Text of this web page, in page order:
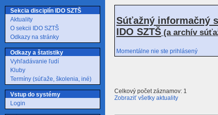
Sekcia disciplín IDO SZTŠ
Aktuality
O sekcii IDO SZTŠ
Odkazy na stránky
Odkazy a štatistiky
Vyhľadávanie ľudí
Kluby
Termíny (súťaže, školenia, iné)
Vstup do systémy
Login
Súťažný informačný
IDO SZTŠ (a archív
Momentálne nie ste prihlásený
Celkový počet záznamov: 1
Zobraziť všetky aktuality